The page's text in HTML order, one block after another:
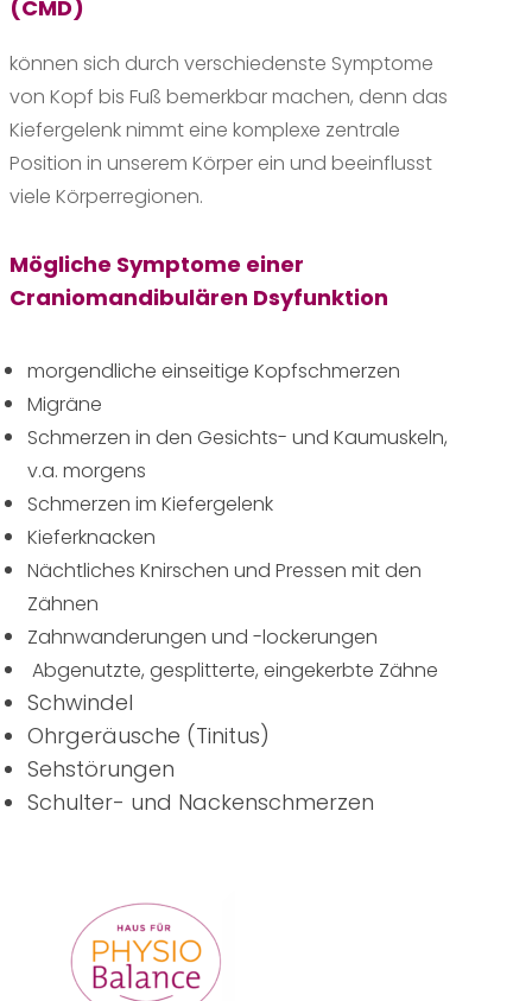
(CMD)
können sich durch verschiedenste Symptome
von Kopf bis Fuß bemerkbar machen, denn das
Kiefergelenk nimmt eine komplexe zentrale
Position in unserem Körper ein und beeinflusst
viele Körperregionen.
Mögliche Symptome einer
Craniomandibulären Dsyfunktion
morgendliche einseitige Kopfschmerzen
Migräne
Schmerzen in den Gesichts- und Kaumuskeln,
v.a. morgens
Schmerzen im Kiefergelenk
Kieferknacken
Nächtliches Knirschen und Pressen mit den
Zähnen
Zahnwanderungen und -lockerungen
Abgenutzte, gesplitterte, eingekerbte Zähne
Schwindel
Ohrgeräusche (Tinitus)
Sehstörungen
Schulter- und Nackenschmerzen